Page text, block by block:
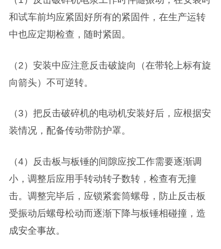
和试车前均应紧固好所有的紧固件，在生产运转
中也应定期检查，随时紧固。
（2）安装中应注意反击破旋向（在带轮上标有旋
向箭头）不可逆转。
（3）把反击破碎机的电动机安装好后，应根据安
装情况，配备传动带防护罩。
（4）反击板与板锤的间隙应按工作需要逐渐调
小，调整后应用手转动转子数转，检查有无撞
击。调整完毕后，应锁紧套筒螺母，防止反击板
受振动后螺母松动而逐渐下降与板锤相碰撞，造
成安全事故。